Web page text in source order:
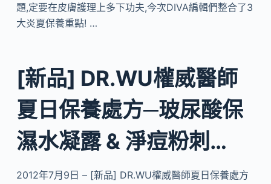
題,定要在皮膚護理上多下功夫,今次DIVA編輯們整合了3
大炎夏保養重點! …
[新品] DR.WU權威醫師
夏日保養處方─玻尿酸保
濕水凝露 & 淨痘粉刺…
2012年7月9日 – [新品] DR.WU權威醫師夏日保養處方